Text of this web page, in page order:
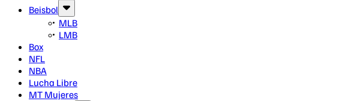
Beisbol
MLB
LMB
Box
NFL
NBA
Lucha Libre
MT Mujeres